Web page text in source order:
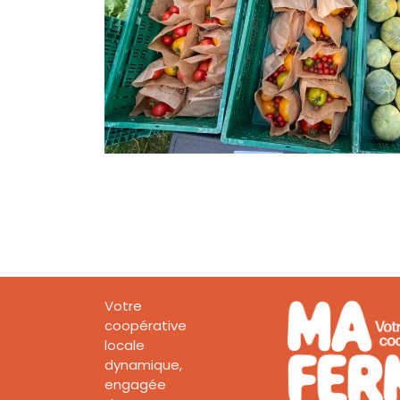
Votre
coopérative
locale
dynamique,
engagée